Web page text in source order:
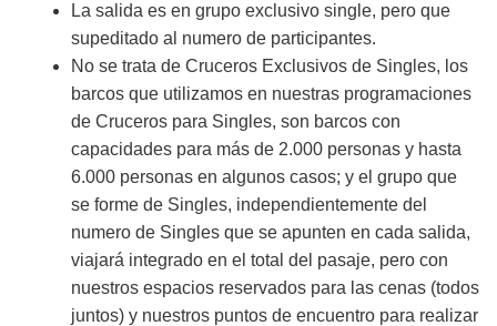
La salida es en grupo exclusivo single, pero que
supeditado al numero de participantes.
No se trata de Cruceros Exclusivos de Singles, los
barcos que utilizamos en nuestras programaciones
de Cruceros para Singles, son barcos con
capacidades para más de 2.000 personas y hasta
6.000 personas en algunos casos; y el grupo que
se forme de Singles, independientemente del
numero de Singles que se apunten en cada salida,
viajará integrado en el total del pasaje, pero con
nuestros espacios reservados para las cenas (todos
juntos) y nuestros puntos de encuentro para realizar